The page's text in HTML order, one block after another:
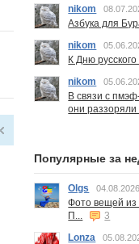
nikom
Азбука для
nikom
К Дню
nikom
В связи с
они
Популярные за
Olgs
Фото вещей из
П...
3
Lonza